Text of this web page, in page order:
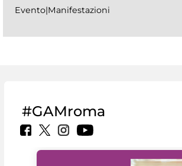
Evento|Manifestazioni
#GAMroma